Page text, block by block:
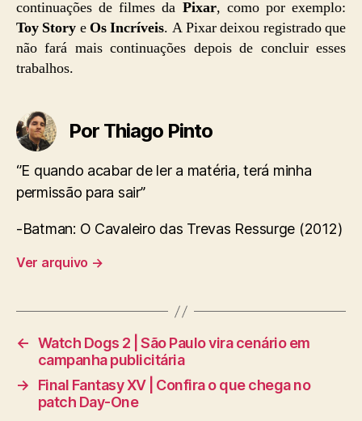
continuações de filmes da Pixar, como por exemplo:
Toy Story e Os Incríveis. A Pixar deixou registrado que
não fará mais continuações depois de concluir esses
trabalhos.
Por Thiago Pinto
‘’E quando acabar de ler a matéria, terá minha
permissão para sair’’
-Batman: O Cavaleiro das Trevas Ressurge (2012)
Ver arquivo →
← Watch Dogs 2 | São Paulo vira cenário em
campanha publicitária
→
Final Fantasy XV | Confira o que chega no
patch Day-One